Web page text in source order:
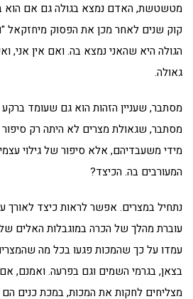
מטשטשת, האדם נמצא בגולה גם אם הוא
קוק שנים לאחר מכן את הפסוק מיחזקאל
הגולה היא שהאני נמצא בה. ואם אין אני,
גאולה.
מסתבר, שעניין הזהות הוא גם שעומד ברקע
מסתבר, שגאולת מצרים לא היתה רק סיפור
מידי משעבדיהם, אלא סיפור של גילוי
המעורבים בה. הכיצד?
נתחיל במצרים. אפשר לראות כיצד
עוברת מהלך של הכרה במוגבלות האלים
עמדו על כך שהמכות פגעו בכל מה
בצאן, בגרמי השמים וגם בפרעה. ואמנם,
מצליחים לחקות את המכות, במכת כנים